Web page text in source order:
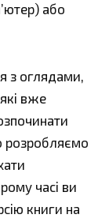
або
з оглядами,
вже
розробляємо
часі ви
книги на